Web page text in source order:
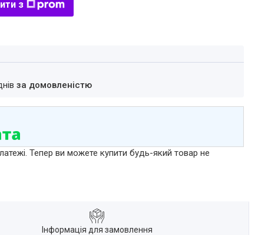
з
за домовленістю
Тепер ви можете купити будь-який товар не
Інформація для замовлення